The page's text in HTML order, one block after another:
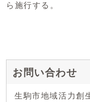
ら施行する。
お問い合わせ
生駒市地域活力創